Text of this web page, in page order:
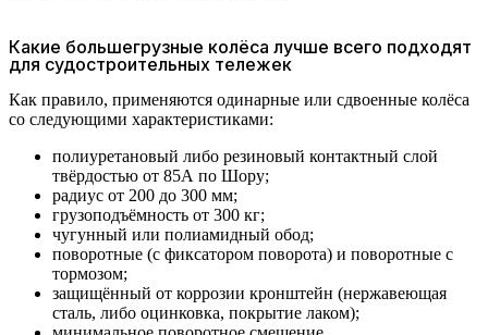
Какие большегрузные колёса лучше всего подходят
для судостроительных тележек
Как правило, применяются одинарные или сдвоенные колёса
со следующими характеристиками:
полиуретановый либо резиновый контактный слой
твёрдостью от 85А по Шору;
радиус от 200 до 300 мм;
грузоподъёмность от 300 кг;
чугунный или полиамидный обод;
поворотные (с фиксатором поворота) и поворотные с
тормозом;
защищённый от коррозии кронштейн (нержавеющая
сталь, либо оцинковка, покрытие лаком);